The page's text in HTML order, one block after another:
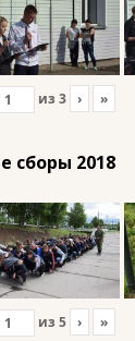
из 3 › »
сборы 2018
из 5 › »